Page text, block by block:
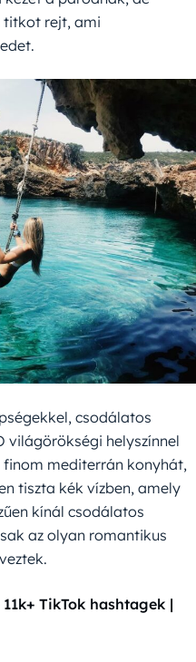
titkot rejt, ami
csodálatos
világörökségi helyszínnel
mediterrán konyhát,
tiszta kék vízben, amely
kínál csodálatos
az olyan romantikus
TikTok hashtagek |